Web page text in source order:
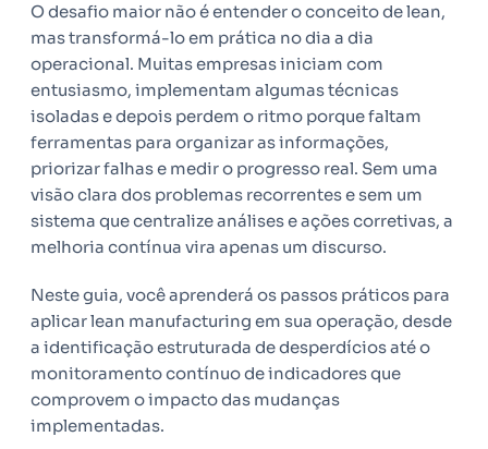
O desafio maior não é entender o conceito de lean,
mas transformá-lo em prática no dia a dia
operacional. Muitas empresas iniciam com
entusiasmo, implementam algumas técnicas
isoladas e depois perdem o ritmo porque faltam
ferramentas para organizar as informações,
priorizar falhas e medir o progresso real. Sem uma
visão clara dos problemas recorrentes e sem um
sistema que centralize análises e ações corretivas, a
melhoria contínua vira apenas um discurso.
Neste guia, você aprenderá os passos práticos para
aplicar lean manufacturing em sua operação, desde
a identificação estruturada de desperdícios até o
monitoramento contínuo de indicadores que
comprovem o impacto das mudanças
implementadas.